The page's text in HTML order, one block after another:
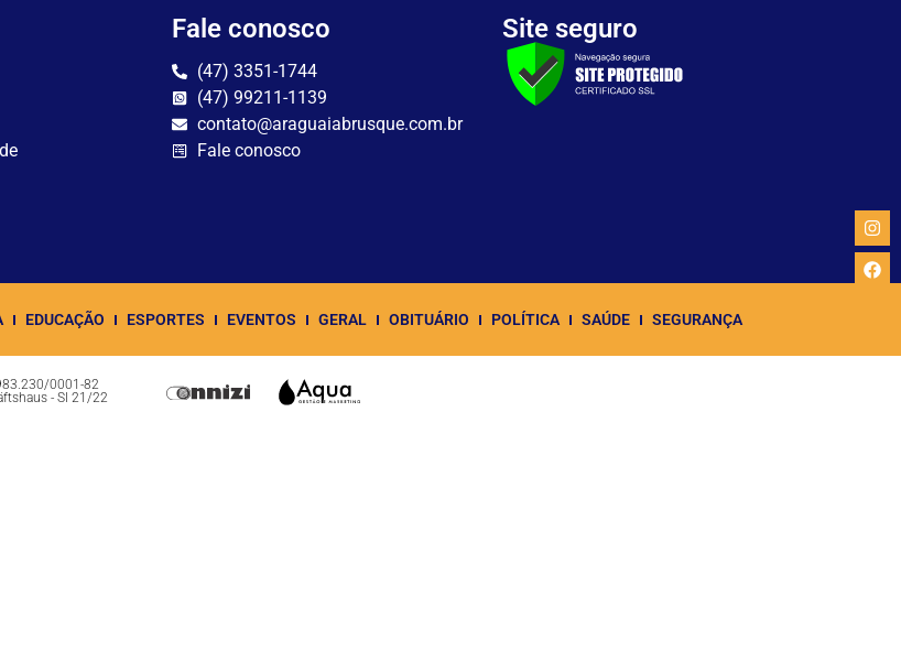
Fale conosco
(47) 3351-1744
(47) 99211-1139
contato@araguaiabrusque.com.br
Fale conosco
Site seguro
EDUCAÇÃO ESPORTES EVENTOS GERAL OBITUÁRIO POLÍTICA SAÚDE SEGURANÇA
0001-82
- Sl 21/22